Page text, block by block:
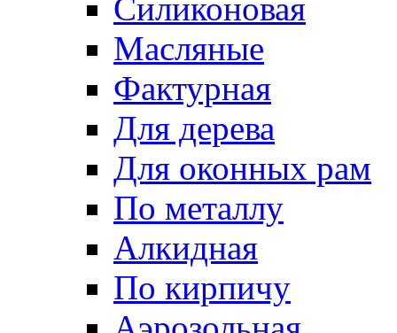
Силиконовая
Масляные
Фактурная
Для дерева
Для оконных рам
По металлу
Алкидная
По кирпичу